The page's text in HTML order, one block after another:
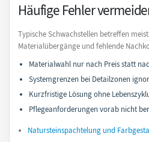
Häufige Fehler
Typische Schwachstellen betreffen
Materialübergänge und fehlende
Materialwahl nur nach Preis statt
Systemgrenzen bei Detailzonen
Kurzfristige Lösung ohne
Pflegeanforderungen vorab nicht
Natursteinspachtelung und